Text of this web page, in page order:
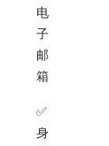
电
子
邮
箱
✅
身